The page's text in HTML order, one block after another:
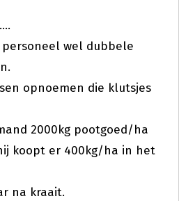
personeel wel dubbele
opnoemen die klutsjes
2000kg pootgoed/ha
koopt er 400kg/ha in het
na kraait.